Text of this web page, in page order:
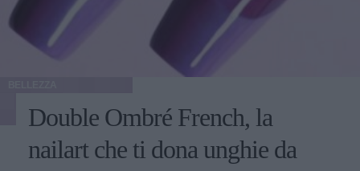
Double Ombré French, la
nailart che ti dona unghie da